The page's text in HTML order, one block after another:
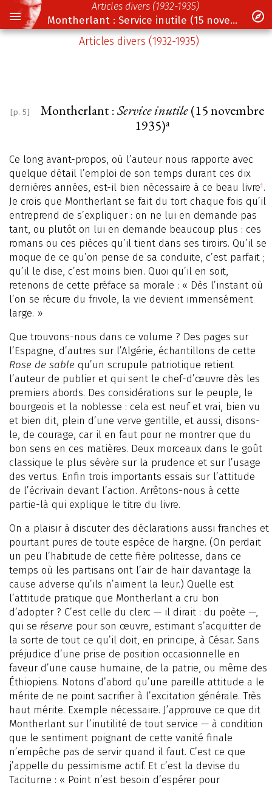
Articles divers (1932-1935)
Montherlant : Service inutile (15 novembre 1935)
Articles divers (1932-1935)
[p. 5] Montherlant :Service inutile(15 novembre
1935)a
Ce long avant-propos, où l’auteur nous rapporte avec
quelque détail l’emploi de son temps durant ces dix
dernières années, est-il bien nécessaire à ce beau livre1 .
Je crois que Montherlant se fait du tort chaque fois qu’il
entreprend de s’expliquer : on ne lui en demande pas
tant, ou plutôt on lui en demande beaucoup plus : ces
romans ou ces pièces qu’il tient dans ses tiroirs. Qu’il se
moque de ce qu’on pense de sa conduite, c’est parfait ;
qu’il le dise, c’est moins bien. Quoi qu’il en soit,
retenons de cette préface sa morale : « Dès l’instant où
l’on se récure du frivole, la vie devient immensément
large. »
Que trouvons-nous dans ce volume ? Des pages sur
l’Espagne, d’autres sur l’Algérie, échantillons de cette
Rose de sable qu’un scrupule patriotique retient
l’auteur de publier et qui sent le chef-d’œuvre dès les
premiers abords. Des considérations sur le peuple, le
bourgeois et la noblesse : cela est neuf et vrai, bien vu
et bien dit, plein d’une verve gentille, et aussi, disons-
le, de courage, car il en faut pour ne montrer que du
bon sens en ces matières. Deux morceaux dans le goût
classique le plus sévère sur la prudence et sur l’usage
des vertus. Enfin trois importants essais sur l’attitude
de l’écrivain devant l’action. Arrêtons-nous à cette
partie-là qui explique le titre du livre.
On a plaisir à discuter des déclarations aussi franches et
pourtant pures de toute espèce de hargne. (On perdait
un peu l’habitude de cette fière politesse, dans ce
temps où les partisans ont l’air de haïr davantage la
cause adverse qu’ils n’aiment la leur.) Quelle est
l’attitude pratique que Montherlant a cru bon
d’adopter ? C’est celle du clerc — il dirait : du poète —,
qui se réserve pour son œuvre, estimant s’acquitter de
la sorte de tout ce qu’il doit, en principe, à César. Sans
préjudice d’une prise de position occasionnelle en
faveur d’une cause humaine, de la patrie, ou même des
Éthiopiens. Notons d’abord qu’une pareille attitude a le
mérite de ne point sacrifier à l’excitation générale. Très
haut mérite. Exemple nécessaire. J’approuve ce que dit
Montherlant sur l’inutilité de tout service — à condition
que le sentiment poignant de cette vanité finale
n’empêche pas de servir quand il faut. C’est ce que
j’appelle du pessimisme actif. Et c’est la devise du
Taciturne : « Point n’est besoin d’espérer pour